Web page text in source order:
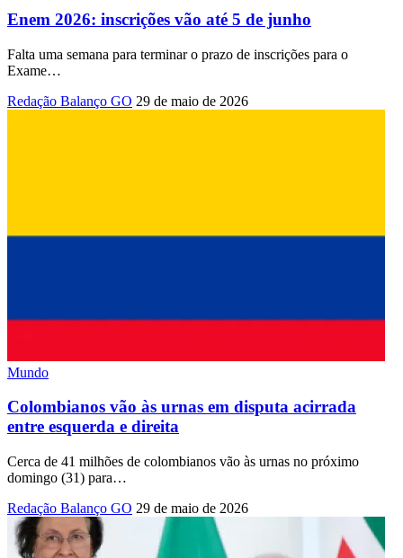
Enem 2026: inscrições vão até 5 de junho
Falta uma semana para terminar o prazo de inscrições para o
Exame…
Redação Balanço GO 29 de maio de 2026
Mundo
Colombianos vão às urnas em disputa acirrada
entre esquerda e direita
Cerca de 41 milhões de colombianos vão às urnas no próximo
domingo (31) para…
Redação Balanço GO 29 de maio de 2026